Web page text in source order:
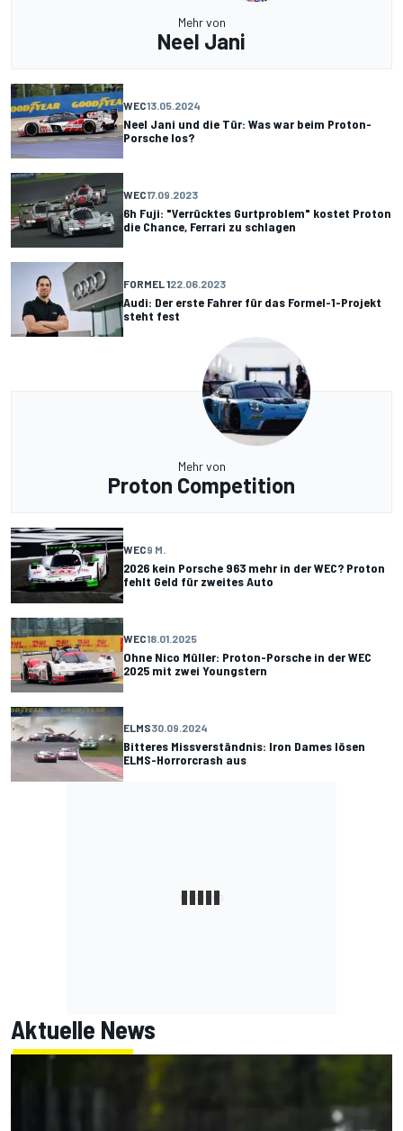
Mehr von
Neel Jani
WEC13.05.2024
Neel Jani und die Tür: Was war beim Proton-
Porsche los?
WEC17.09.2023
6h Fuji: "Verrücktes Gurtproblem" kostet Proton
die Chance, Ferrari zu schlagen
FORMEL 122.06.2023
Audi: Der erste Fahrer für das Formel-1-Projekt
steht fest
Mehr von
Proton Competition
WEC9 M.
2026 kein Porsche 963 mehr in der WEC? Proton
fehlt Geld für zweites Auto
WEC18.01.2025
Ohne Nico Müller: Proton-Porsche in der WEC
2025 mit zwei Youngstern
ELMS30.09.2024
Bitteres Missverständnis: Iron Dames lösen
ELMS-Horrorcrash aus
Aktuelle News